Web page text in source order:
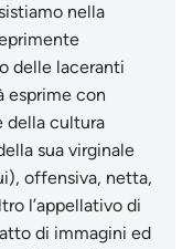
nella
delle laceranti
esprime con
della cultura
sua virginale
offensiva, netta,
l’appellativo di
di immagini ed